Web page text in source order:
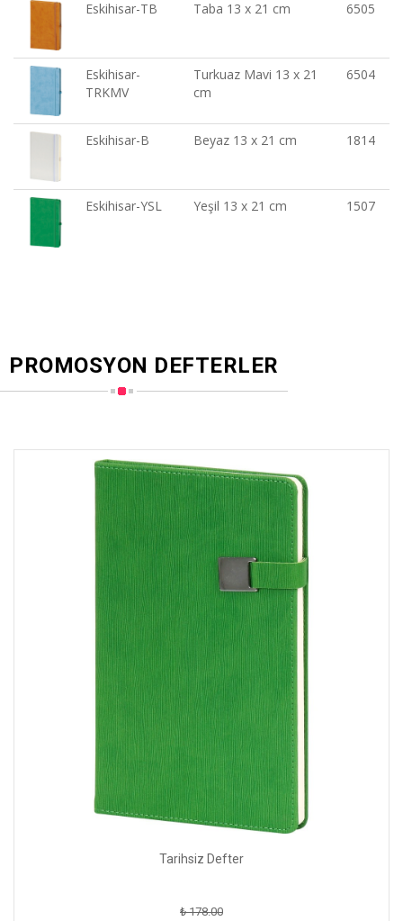
Eskihisar-TB Taba 13 x 21 cm 6505
Eskihisar-
TRKMV
Turkuaz Mavi 13 x 21
cm
6504
Eskihisar-B Beyaz 13 x 21 cm 1814
Eskihisar-YSL Yeşil 13 x 21 cm 1507
PROMOSYON DEFTERLER
Tarihsiz Defter
₺ 178.00